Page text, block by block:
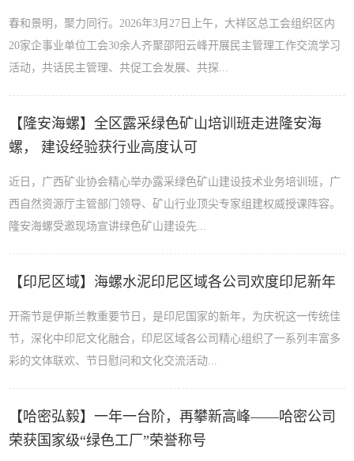
春和景明，聚力同行。2026年3月27日上午，大祥区总工会组织区内
20家企事业单位工会30余人齐聚邵阳云峰开展民主管理工作交流学习
活动，共话民主管理、共促工会发展、共探...
【隆安海螺】全区露采绿色矿山培训班走进隆安海
螺， 建设经验获行业高度认可
近日，广西矿业协会精心举办露采绿色矿山建设技术业务培训班，广
西自然资源厅主管部门领导、矿山行业顶尖专家组建权威授课阵容。
隆安海螺受邀现场宣讲绿色矿山建设先...
【印尼区域】海螺水泥印尼区域各公司欢度印尼新年
开斋节是伊斯兰教重要节日，是印尼国家的新年，为庆祝这一传统佳
节，深化中印尼文化融合，印尼区域各公司精心组织了一系列丰富多
彩的文体联欢、节日慰问和文化交流活动...
【哈密弘毅】一年一台阶，再攀新高峰——哈密公司
荣获国家级“绿色工厂”荣誉称号